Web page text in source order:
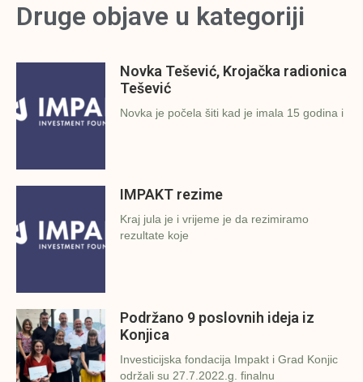
Druge objave u kategoriji
Novka Tešević, Krojačka radionica
Tešević
Novka je počela šiti kad je imala 15 godina i
IMPAKT rezime
Kraj jula je i vrijeme je da rezimiramo
rezultate koje
Podržano 9 poslovnih ideja iz
Konjica
Investicijska fondacija Impakt i Grad Konjic
održali su 27.7.2022.g. finalnu